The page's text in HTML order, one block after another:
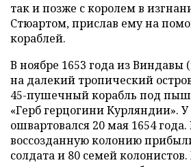
так и позже с королем в
Стюартом, прислав ему на
кораблей.
В ноябре 1653 года из Виндавы
на далекий тропический
45-пушечный корабль под
«Герб герцогини Курляндии». У
ошвартовался 20 мая 1654
воссозданную колонию
солдата и 80 семей